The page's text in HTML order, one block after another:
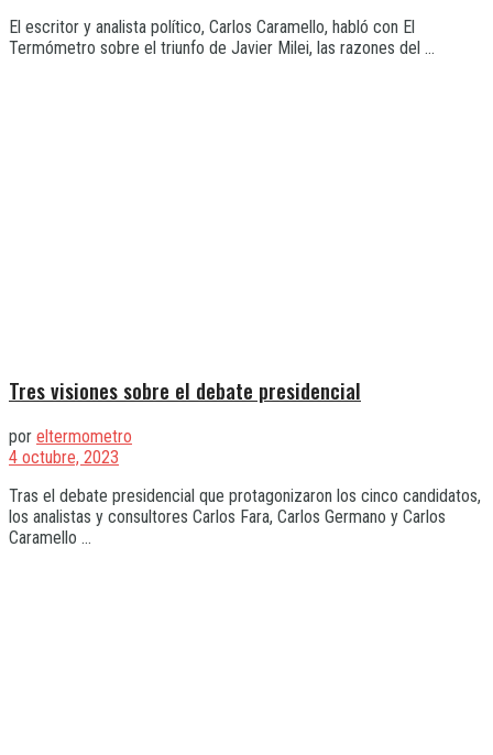
El escritor y analista político, Carlos Caramello, habló con El
Termómetro sobre el triunfo de Javier Milei, las razones del ...
Tres visiones sobre el debate presidencial
por eltermometro
4 octubre, 2023
Tras el debate presidencial que protagonizaron los cinco candidatos,
los analistas y consultores Carlos Fara, Carlos Germano y Carlos
Caramello ...